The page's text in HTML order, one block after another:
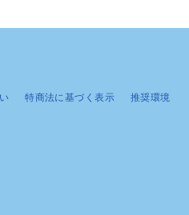
特商法に基づく表示 推奨環境